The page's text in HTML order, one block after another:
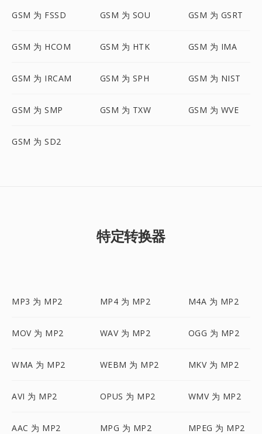
GSM 为 FSSD GSM 为 SOU GSM 为 GSRT
GSM 为 HCOM GSM 为 HTK GSM 为 IMA
GSM 为 IRCAM GSM 为 SPH GSM 为 NIST
GSM 为 SMP GSM 为 TXW GSM 为 WVE
GSM 为 SD2
特定转换器
MP3 为 MP2 MP4 为 MP2 M4A 为 MP2
MOV 为 MP2 WAV 为 MP2 OGG 为 MP2
WMA 为 MP2 WEBM 为 MP2 MKV 为 MP2
AVI 为 MP2 OPUS 为 MP2 WMV 为 MP2
AAC 为 MP2 MPG 为 MP2 MPEG 为 MP2